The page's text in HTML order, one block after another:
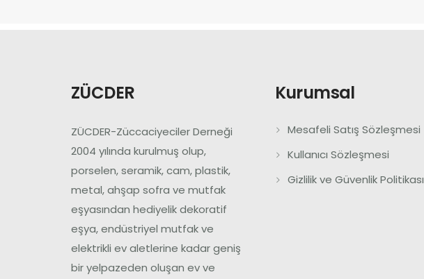
ZÜCDER
ZÜCDER-Züccaciyeciler Derneği
2004 yılında kurulmuş olup,
porselen, seramik, cam, plastik,
metal, ahşap sofra ve mutfak
eşyasından hediyelik dekoratif
eşya, endüstriyel mutfak ve
elektrikli ev aletlerine kadar geniş
bir yelpazeden oluşan ev ve
Kurumsal
Mesafeli Satış Sözleşmesi
Kullanıcı Sözleşmesi
Gizlilik ve Güvenlik Politikası